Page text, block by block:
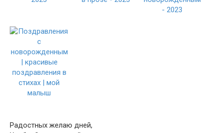
Радостных желаю дней,